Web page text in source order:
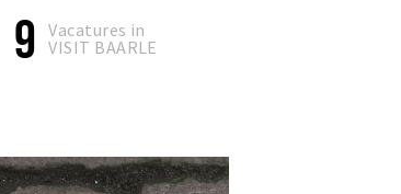
9
Vacatures in
VISIT BAARLE